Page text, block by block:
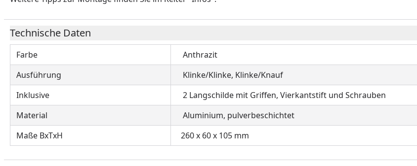
Technische Daten
Farbe
Anthrazit
Ausführung
Klinke/Klinke, Klinke/Knauf
Inklusive
2 Langschilde mit Griffen, Vierkantstift und Schrauben
Material
Aluminium, pulverbeschichtet
Maße BxTxH
260 x 60 x 105 mm